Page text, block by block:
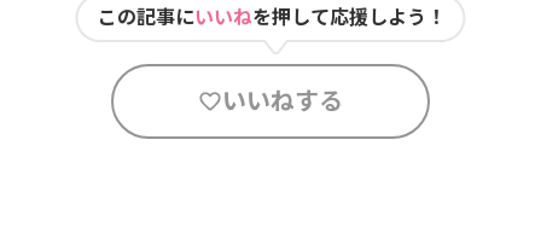
この記事にいいねを押して応援しよう！
いいねする